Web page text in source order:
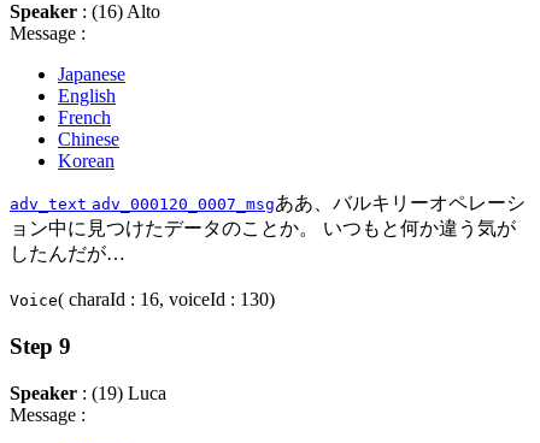
Speaker : (16) Alto
Message :
Japanese
English
French
Chinese
Korean
adv_text adv_000120_0007_msgああ、バルキリーオペレーシ
ョン中に見つけたデータのことか。 いつもと何か違う気が
したんだが…
Voice( charaId : 16, voiceId : 130)
Step 9
Speaker : (19) Luca
Message :